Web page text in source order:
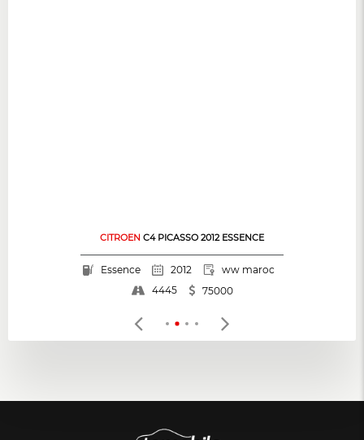
CITROEN C4 PICASSO 2012 ESSENCE
Essence 2012
ww maroc
4445
75000